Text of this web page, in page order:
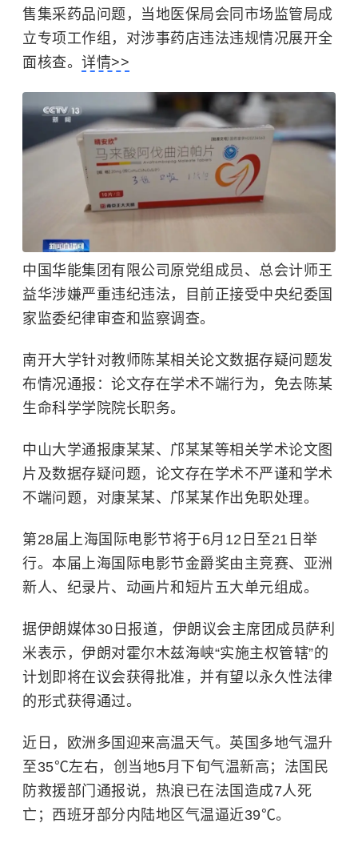
售集采药品问题，当地医保局会同市场监管局成
立专项工作组，对涉事药店违法违规情况展开全
面核查。 详情>>
中国华能集团有限公司原党组成员、总会计师王
益华涉嫌严重违纪违法，目前正接受中央纪委国
家监委纪律审查和监察调查。
南开大学针对教师陈某相关论文数据存疑问题发
布情况通报：论文存在学术不端行为，免去陈某
生命科学学院院长职务。
中山大学通报康某某、邝某某等相关学术论文图
片及数据存疑问题，论文存在学术不严谨和学术
不端问题，对康某某、邝某某作出免职处理。
第28届上海国际电影节将于6月12日至21日举
行。本届上海国际电影节金爵奖由主竞赛、亚洲
新人、纪录片、动画片和短片五大单元组成。
据伊朗媒体30日报道，伊朗议会主席团成员萨利
米表示，伊朗对霍尔木兹海峡“实施主权管辖”的
计划即将在议会获得批准，并有望以永久性法律
的形式获得通过。
近日，欧洲多国迎来高温天气。英国多地气温升
至35℃左右，创当地5月下旬气温新高；法国民
防救援部门通报说，热浪已在法国造成7人死
亡；西班牙部分内陆地区气温逼近39℃。